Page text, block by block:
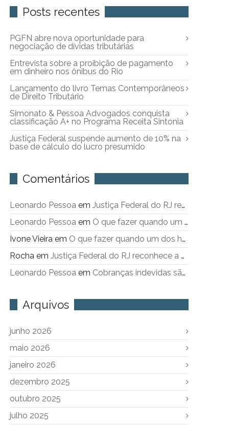
Posts recentes
PGFN abre nova oportunidade para
negociação de dívidas tributárias
Entrevista sobre a proibição de pagamento
em dinheiro nos ônibus do Rio
Lançamento do livro Temas Contemporâneos
de Direito Tributário
Simonato & Pessoa Advogados conquista
classificação A+ no Programa Receita Sintonia
Justiça Federal suspende aumento de 10% na
base de cálculo do lucro presumido
Comentários
Leonardo Pessoa em Justiça Federal do RJ reconhece a Prescrição Intercorrente
Leonardo Pessoa em O que fazer quando um dos herdeiros não sai do imóvel objeto de inventário
Ivone Vieira em O que fazer quando um dos herdeiros não sai do imóvel objeto de inventário
Rocha em Justiça Federal do RJ reconhece a Prescrição Intercorrente
Leonardo Pessoa em Cobranças indevidas são as maiores queixas contra a Cedae
Arquivos
junho 2026
maio 2026
janeiro 2026
dezembro 2025
outubro 2025
julho 2025